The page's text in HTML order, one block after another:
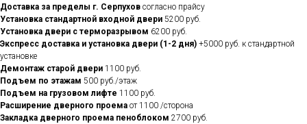
Доставка за пределы г. Серпухов согласно прайсу
Установка стандартной входной двери 5200 руб.
Установка двери с терморазрывом 6200 руб.
Экспресс доставка и установка двери (1-2 дня) +5000 руб. к стандартной
установке
Демонтаж старой двери 1100 руб.
Подъем по этажам 500 руб./этаж
Подъем на грузовом лифте 1100 руб.
Расширение дверного проема от 1100 /сторона
Закладка дверного проема пеноблоком 2700 руб.